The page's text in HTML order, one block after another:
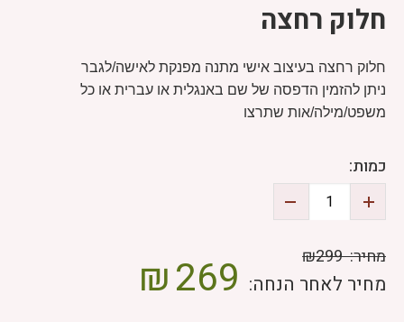
חלוק רחצה
חלוק רחצה בעיצוב אישי מתנה מפנקת לאישה/לגבר
ניתן להזמין הדפסה של שם באנגלית או עברית או כל
משפט/מילה/אות שתרצו
כמות:
מחיר:₪299
מחיר לאחר הנחה: 269
₪